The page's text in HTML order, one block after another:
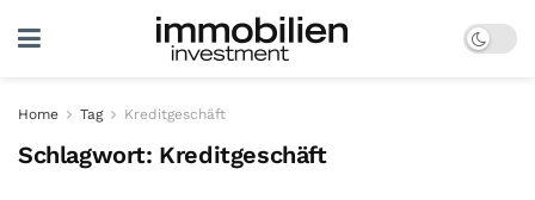
Home Tag Kreditgeschäft
Schlagwort: Kreditgeschäft